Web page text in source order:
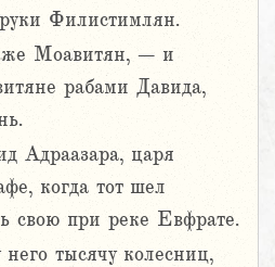
Филистимлян.
Моавитян, – и
рабами Давида,
Адраазара, царя
когда тот шел
свою при реке Евфрате.
тысячу колесниц,